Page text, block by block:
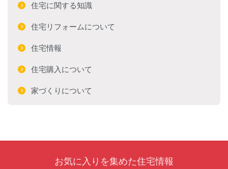
住宅に関する知識
住宅リフォームについて
住宅情報
住宅購入について
家づくりについて
お気に入りを集めた住宅情報